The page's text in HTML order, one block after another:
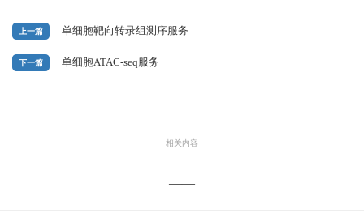
上一篇 单细胞靶向转录组测序服务
下一篇 单细胞ATAC-seq服务
相关内容
——